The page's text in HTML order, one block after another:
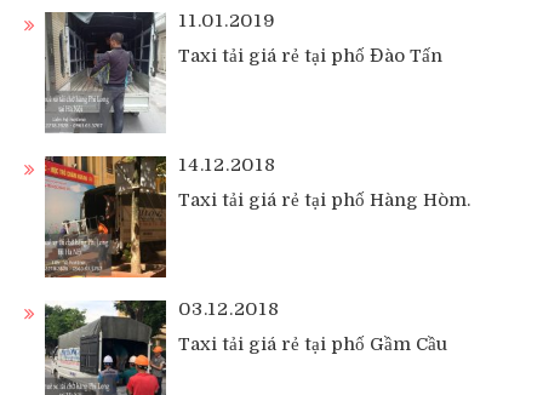
11.01.2019
Taxi tải giá rẻ tại phố Đào Tấn
14.12.2018
Taxi tải giá rẻ tại phố Hàng Hòm.
03.12.2018
Taxi tải giá rẻ tại phố Gầm Cầu